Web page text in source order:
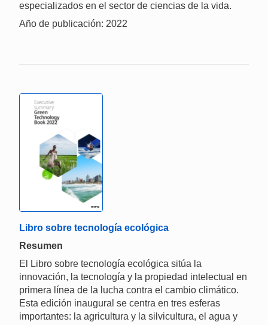
especializados en el sector de ciencias de la vida.
Año de publicación: 2022
Libro sobre tecnología ecológica
Resumen
El Libro sobre tecnología ecológica sitúa la
innovación, la tecnología y la propiedad intelectual en
primera línea de la lucha contra el cambio climático.
Esta edición inaugural se centra en tres esferas
importantes: la agricultura y la silvicultura, el agua y